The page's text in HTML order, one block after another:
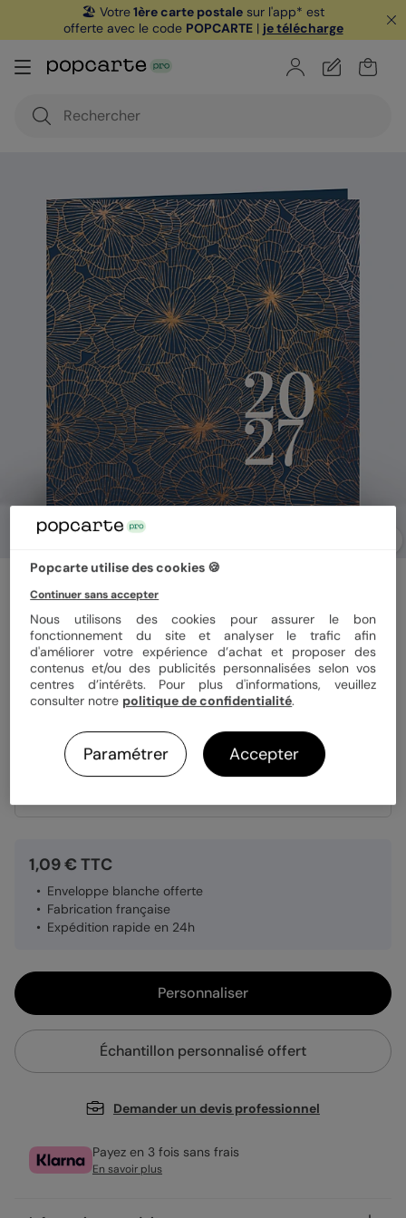
🏖️ Votre1ère carte postale sur l'app* est
offerte avec le code POPCARTE| je télécharge
Carte de vœux entreprise
Spiralée
Format 14x14 cm plié
Papier Papier Satiné
1,09 € TTC
Enveloppe blanche offerte
Fabrication française
Expédition rapide en 24h
Personnaliser
Échantillon personnalisé offert
Demander un devis professionnel
Payez en 3 fois sans frais
En savoir plus
Popcarte utilise des cookies 🍪
Continuer sans accepter
Nous utilisons des cookies pour assurer le bon
fonctionnement du site et analyser le trafic afin
d'améliorer votre expérience d’achat et proposer des
contenus et/ou des publicités personnalisées selon vos
centres d’intérêts. Pour plus d'informations, veuillez
consulter notre politique de confidentialité.
Paramétrer Accepter